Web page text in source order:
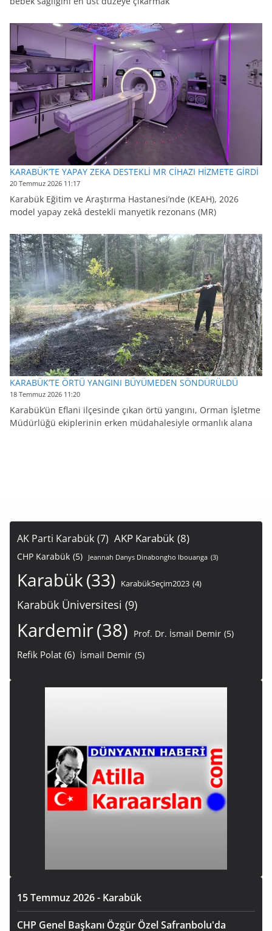
KARABÜK’TE YAPAY ZEKA DESTEKLİ MR CİHAZI HİZMETE GİRDİ
20 Temmuz 2026 11:17
Karabük Eğitim ve Araştırma Hastanesi’nde (KEAH), 2026
model yapay zekâ destekli manyetik rezonans (MR)
KARABÜK’TE ÖRTÜ YANGINI BÜYÜMEDEN SÖNDÜRÜLDÜ
18 Temmuz 2026 11:20
Karabük’ün Eflani ilçesinde çıkan örtü yangını, Orman İşletme
Müdürlüğü ekiplerinin erken müdahalesiyle ormanlık alana
AK Parti Karabük (7) AKP Karabük (8)
CHP Karabük (5) Jeannah Danys Dinabongho Ibouanga (3)
Karabük(33) KarabükSeçim2023 (4)
Karabük Üniversitesi (9)
Kardemir(38) Prof. Dr. İsmail Demir (5)
Refik Polat (6) İsmail Demir (5)
15 Temmuz 2026 - Karabük
CHP Genel Başkanı Özgür Özel Safranbolu'da